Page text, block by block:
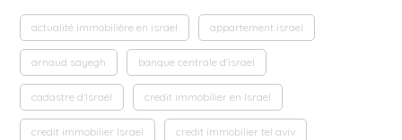
actualité immobilière en israel appartement israel
arnaud sayegh banque centrale d'israel
cadastre d'Israël credit immobilier en Israel
credit immobilier Israel credit immobilier tel aviv